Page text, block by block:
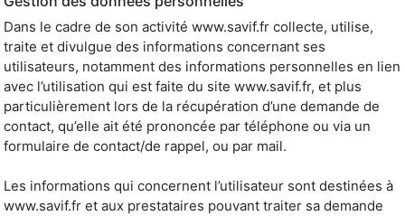
Dans le cadre de son activité www.savif.fr collecte, utilise,
traite et divulgue des informations concernant ses
utilisateurs, notamment des informations personnelles en lien
avec l’utilisation qui est faite du site www.savif.fr, et plus
particulièrement lors de la récupération d’une demande de
contact, qu’elle ait été prononcée par téléphone ou via un
formulaire de contact/de rappel, ou par mail.
Les informations qui concernent l’utilisateur sont destinées à
www.savif.fr et aux prestataires pouvant traiter sa demande